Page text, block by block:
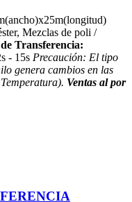
Mezclas de poli /
Transferencia:
- 15s Precaución: El tipo
genera cambios en las
Ventas al por